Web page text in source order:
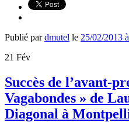
Publié pardmutel le 25/02/2013
21 Fév
Succès de l’avant-
Vagabondes » de
Diagonal à